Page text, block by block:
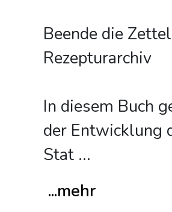
Beende die
Rezepturarchiv
In diesem Buch
der Entwicklung
Stat...
...mehr